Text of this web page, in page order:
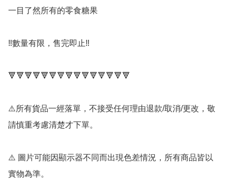
一目了然所有的零食糖果
‼️數量有限，售完即止‼️
🔻🔻🔻🔻🔻🔻🔻🔻🔻🔻🔻🔻🔻🔻🔻
⚠️所有貨品一經落單，不接受任何理由退款/取消/更改，敬
請慎重考慮清楚才下單。
⚠️ 圖片可能因顯示器不同而出現色差情況，所有商品皆以
實物為準。